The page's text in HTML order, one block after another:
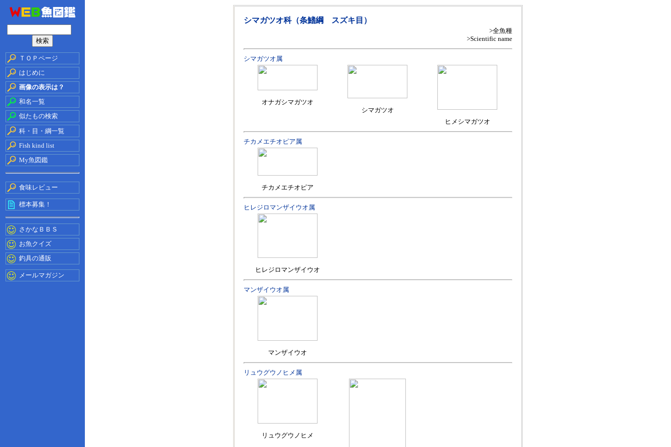
ＴＯＰページ
はじめに
画像の表示は？
和名一覧
似たもの検索
科・目・綱一覧
Fish kind list
My魚図鑑
食味レビュー
標本募集！
さかなＢＢＳ
お魚クイズ
釣具の通販
メールマガジン
シマガツオ科（条鰭綱 スズキ目）
>全魚種
>Scientific name
シマガツオ属
オナガシマガツオ
シマガツオ
ヒメシマガツオ
チカメエチオピア属
チカメエチオピア
ヒレジロマンザイウオ属
ヒレジロマンザイウオ
マンザイウオ属
マンザイウオ
リュウグウノヒメ属
リュウグウノヒメ